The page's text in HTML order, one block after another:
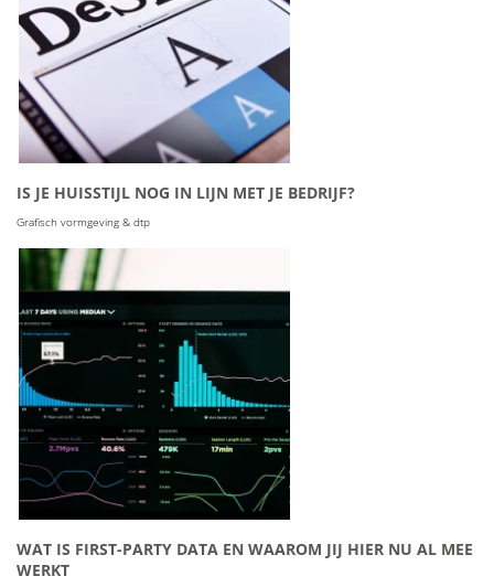
IS JE HUISSTIJL NOG IN LIJN MET JE BEDRIJF?
Grafisch vormgeving & dtp
WAT IS FIRST-PARTY DATA EN WAAROM JIJ HIER NU AL MEE
WERKT